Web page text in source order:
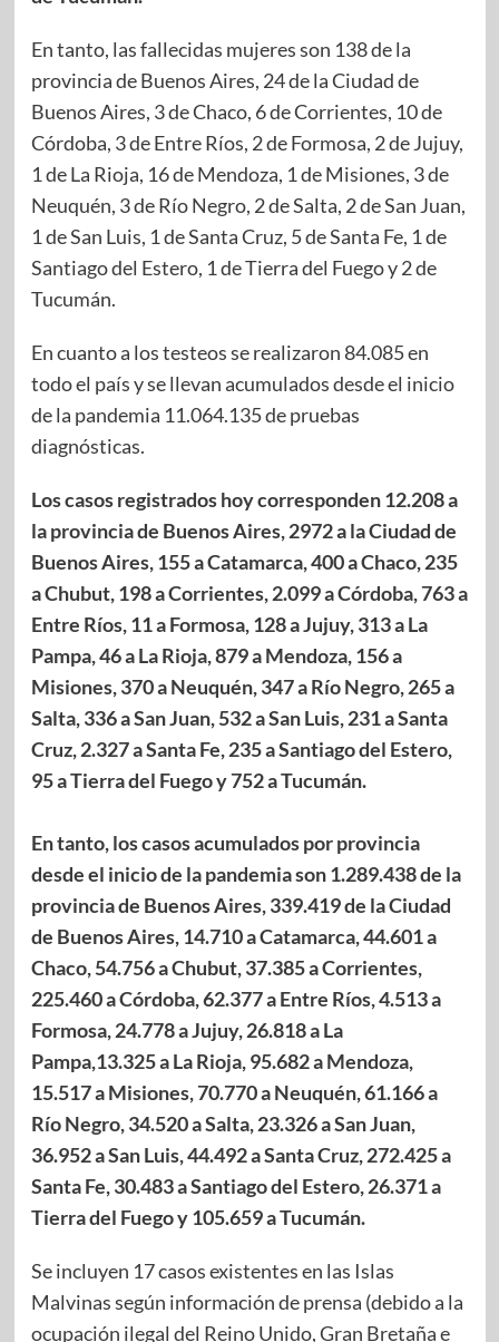
En tanto, las fallecidas mujeres son 138 de la
provincia de Buenos Aires, 24 de la Ciudad de
Buenos Aires, 3 de Chaco, 6 de Corrientes, 10 de
Córdoba, 3 de Entre Ríos, 2 de Formosa, 2 de Jujuy,
1 de La Rioja, 16 de Mendoza, 1 de Misiones, 3 de
Neuquén, 3 de Río Negro, 2 de Salta, 2 de San Juan,
1 de San Luis, 1 de Santa Cruz, 5 de Santa Fe, 1 de
Santiago del Estero, 1 de Tierra del Fuego y 2 de
Tucumán.
En cuanto a los testeos se realizaron 84.085 en
todo el país y se llevan acumulados desde el inicio
de la pandemia 11.064.135 de pruebas
diagnósticas.
Los casos registrados hoy corresponden 12.208 a
la provincia de Buenos Aires, 2972 a la Ciudad de
Buenos Aires, 155 a Catamarca, 400 a Chaco, 235
a Chubut, 198 a Corrientes, 2.099 a Córdoba, 763 a
Entre Ríos, 11 a Formosa, 128 a Jujuy, 313 a La
Pampa, 46 a La Rioja, 879 a Mendoza, 156 a
Misiones, 370 a Neuquén, 347 a Río Negro, 265 a
Salta, 336 a San Juan, 532 a San Luis, 231 a Santa
Cruz, 2.327 a Santa Fe, 235 a Santiago del Estero,
95 a Tierra del Fuego y 752 a Tucumán.
En tanto, los casos acumulados por provincia
desde el inicio de la pandemia son 1.289.438 de la
provincia de Buenos Aires, 339.419 de la Ciudad
de Buenos Aires, 14.710 a Catamarca, 44.601 a
Chaco, 54.756 a Chubut, 37.385 a Corrientes,
225.460 a Córdoba, 62.377 a Entre Ríos, 4.513 a
Formosa, 24.778 a Jujuy, 26.818 a La
Pampa,13.325 a La Rioja, 95.682 a Mendoza,
15.517 a Misiones, 70.770 a Neuquén, 61.166 a
Río Negro, 34.520 a Salta, 23.326 a San Juan,
36.952 a San Luis, 44.492 a Santa Cruz, 272.425 a
Santa Fe, 30.483 a Santiago del Estero, 26.371 a
Tierra del Fuego y 105.659 a Tucumán.
Se incluyen 17 casos existentes en las Islas
Malvinas según información de prensa (debido a la
ocupación ilegal del Reino Unido, Gran Bretaña e